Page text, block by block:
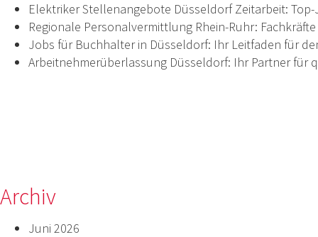
Elektriker Stellenangebote Düsseldorf Zeitarbeit:
Regionale Personalvermittlung Rhein-Ruhr:
Jobs für Buchhalter in Düsseldorf: Ihr Leitfaden für
Arbeitnehmerüberlassung Düsseldorf: Ihr Partner für
Archiv
Juni 2026